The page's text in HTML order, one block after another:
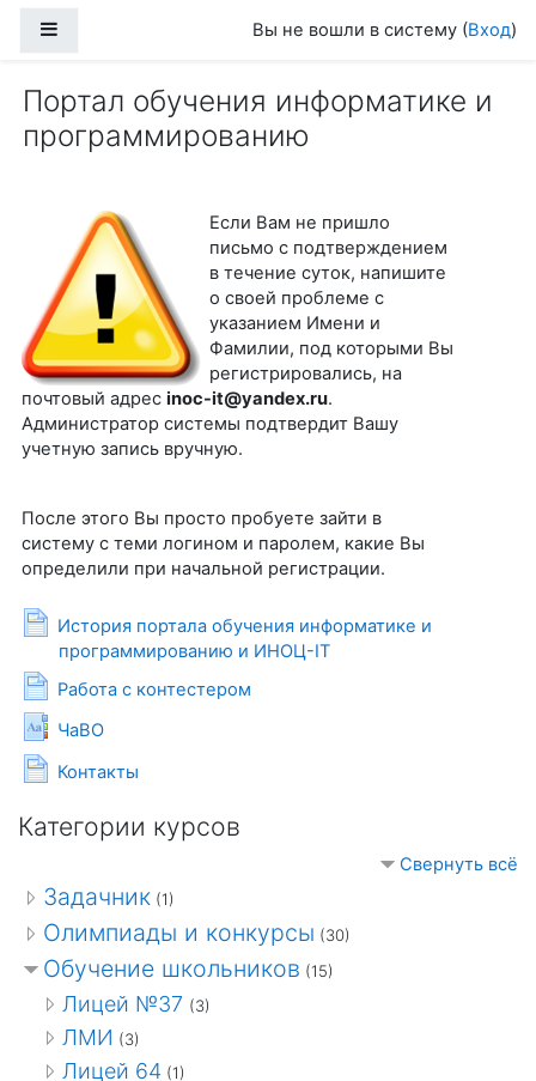
Вы не вошли в систему (Вход)
Портал обучения информатике и
программированию
Если Вам не пришло
письмо с подтверждением
в течение суток, напишите
о своей проблеме с
указанием Имени и
Фамилии, под которыми Вы
регистрировались, на
почтовый адрес inoc-it@yandex.ru.
Администратор системы подтвердит Вашу
учетную запись вручную.
После этого Вы просто пробуете зайти в
систему с теми логином и паролем, какие Вы
определили при начальной регистрации.
История портала обучения информатике и
программированию и ИНОЦ-ITСтраница
Работа с контестеромСтраница
ЧаВО
Глоссарий
КонтактыСтраница
Категории курсов
Свернуть всё
Задачник (1)
Олимпиады и конкурсы (30)
Обучение школьников (15)
Лицей №37 (3)
ЛМИ (3)
Лицей 64 (1)